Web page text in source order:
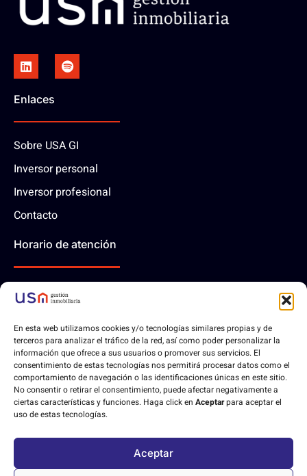
En esta web utilizamos cookies y/o tecnologías similares propias y de
terceros para analizar el tráfico de la red, así como poder personalizar la
información que ofrece a sus usuarios o promover sus servicios. El
consentimiento de estas tecnologías nos permitirá procesar datos como el
comportamiento de navegación o las identificaciones únicas en este sitio.
No consentir o retirar el consentimiento, puede afectar negativamente a
ciertas características y funciones. Haga click en Aceptarpara aceptar el
uso de estas tecnologías.
Aceptar
Enlaces
Sobre USA GI
Inversor personal
Inversor profesional
Contacto
Horario de atención
10:00 - 14:00 | Lunes-Viernes
Contáctanos
Aviso legalPolítica de privacidadPolítica de cookies
Declaración de accesibilidad
Desarrollo web hecho con❤porOrix diseño web.